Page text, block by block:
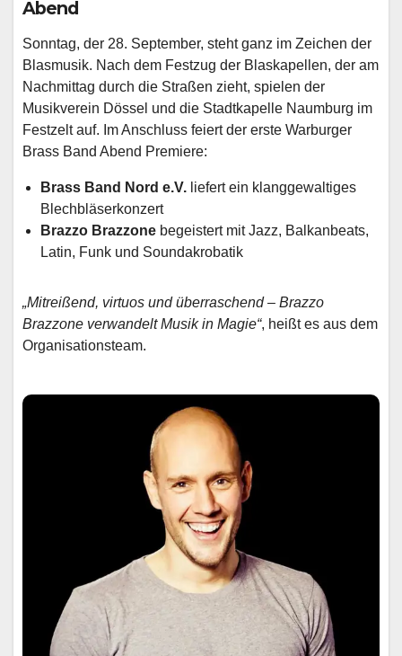
Abend
Sonntag, der 28. September, steht ganz im Zeichen der
Blasmusik. Nach dem Festzug der Blaskapellen, der am
Nachmittag durch die Straßen zieht, spielen der
Musikverein Dössel und die Stadtkapelle Naumburg im
Festzelt auf. Im Anschluss feiert der erste Warburger
Brass Band Abend Premiere:
Brass Band Nord e.V. liefert ein klanggewaltiges
Blechbläserkonzert
Brazzo Brazzone begeistert mit Jazz, Balkanbeats,
Latin, Funk und Soundakrobatik
„Mitreißend, virtuos und überraschend – Brazzo
Brazzone verwandelt Musik in Magie“, heißt es aus dem
Organisationsteam.